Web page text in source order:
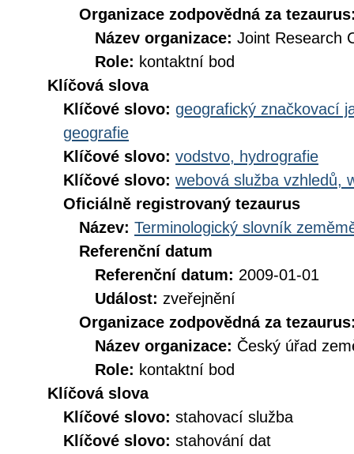
Organizace zodpovědná za
Název organizace: Joint Research
Role: kontaktní bod
Klíčová slova
Klíčové slovo: geografický značkovací
geografie
Klíčové slovo: vodstvo, hydrografie
Klíčové slovo: webová služba vzhledů,
Oficiálně registrovaný tezaurus
Název: Terminologický slovník
Referenční datum
Referenční datum: 2009-01-01
Událost: zveřejnění
Organizace zodpovědná za
Název organizace: Český úřad
Role: kontaktní bod
Klíčová slova
Klíčové slovo: stahovací služba
Klíčové slovo: stahování dat